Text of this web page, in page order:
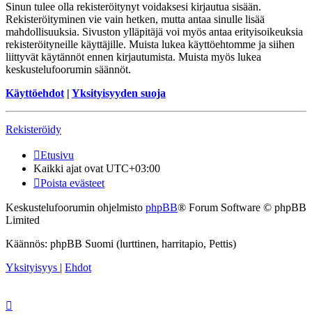
Sinun tulee olla rekisteröitynyt voidaksesi kirjautua sisään.
Rekisteröityminen vie vain hetken, mutta antaa sinulle lisää
mahdollisuuksia. Sivuston ylläpitäjä voi myös antaa erityisoikeuksia
rekisteröityneille käyttäjille. Muista lukea käyttöehtomme ja siihen
liittyvät käytännöt ennen kirjautumista. Muista myös lukea
keskustelufoorumin säännöt.
Käyttöehdot | Yksityisyyden suoja
Rekisteröidy
Etusivu
Kaikki ajat ovat UTC+03:00
Poista evästeet
Keskustelufoorumin ohjelmisto phpBB® Forum Software © phpBB
Limited
Käännös: phpBB Suomi (lurttinen, harritapio, Pettis)
Yksityisyys | Ehdot